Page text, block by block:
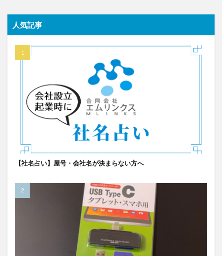
人気記事
【社名占い】屋号・会社名が決まらない方へ